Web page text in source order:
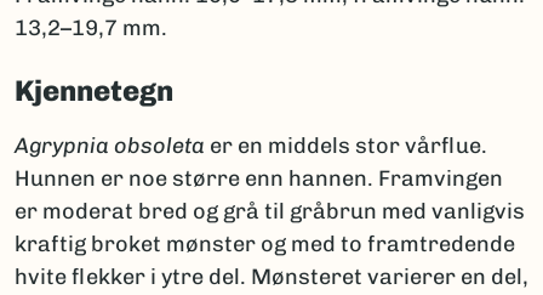
13,2–19,7 mm.
Kjennetegn
Agrypnia obsoleta er en middels stor vårflue.
Hunnen er noe større enn hannen. Framvingen
er moderat bred og grå til gråbrun med vanligvis
kraftig broket mønster og med to framtredende
hvite flekker i ytre del. Mønsteret varierer en del,